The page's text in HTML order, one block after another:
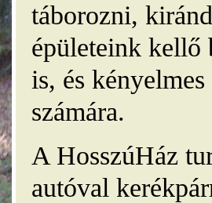
táborozni,
épületeink kellő
is, és
számára.
A HosszúHáz
autóval